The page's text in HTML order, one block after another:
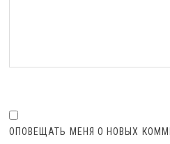
ОПОВЕЩАТЬ МЕНЯ О НОВЫХ